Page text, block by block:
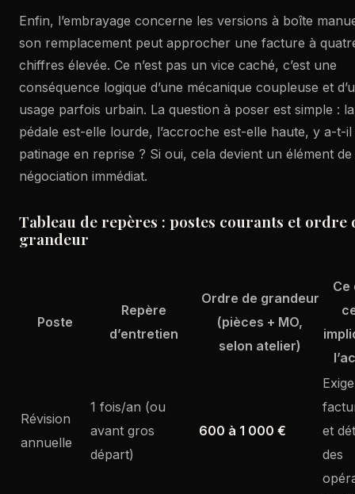
Enfin, l’embrayage concerne les versions à boîte
son remplacement peut approcher une facture à
chiffres élevée. Ce n’est pas un vice caché, c’est une
conséquence logique d’une mécanique coupleuse et
usage parfois urbain. La question à poser est simple : la
pédale est-elle lourde, l’accroche est-elle haute, y a-t-
patinage en reprise ? Si oui, cela devient un élément de
négociation immédiat.
Tableau de repères : postes courants et ordre
grandeur
Poste
Repère
d’entretien
Ordre de grandeur
(pièces + MO,
selon atelier)
Ce
Révision
annuelle
1 fois/an (ou
avant gros
départ)
600 à 1 000 €
et
des